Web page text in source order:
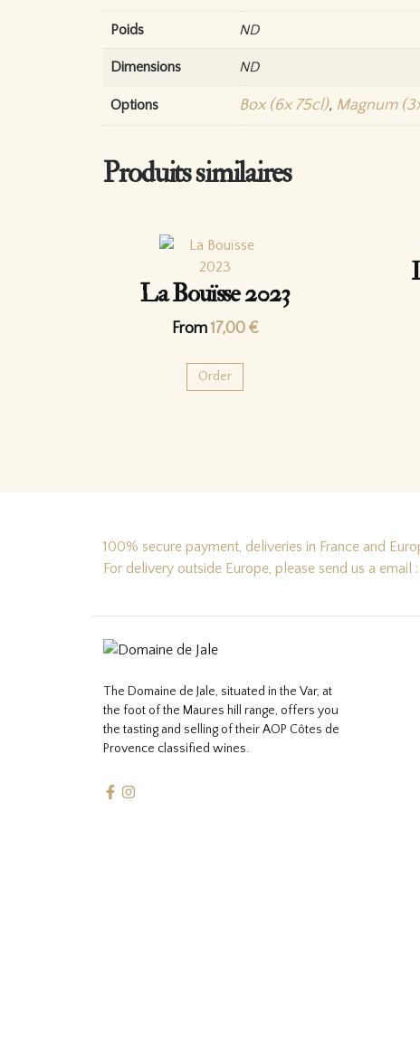
Poids ND
Dimensions ND
Options Box (6x 75cl), Magnum
Produits similaires
La Bouïsse 2023
From17,00 €
Order
100% secure payment, deliveries in France and
For delivery outside Europe, please send us a email
The Domaine de Jale, situated in the Var, at
the foot of the Maures hill range, offers you
the tasting and selling of their AOP Côtes de
Provence classified wines.